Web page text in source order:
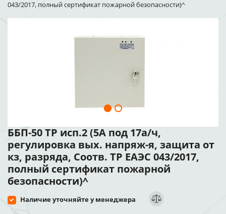
043/2017, полный сертификат пожарной безопасности)^
ББП-50 ТР исп.2 (5А под 17а/ч,
регулировка вых. напряж-я, защита от
кз, разряда, Соотв. ТР ЕАЭС 043/2017,
полный сертификат пожарной
безопасности)^
Наличие уточняйте у менеджера